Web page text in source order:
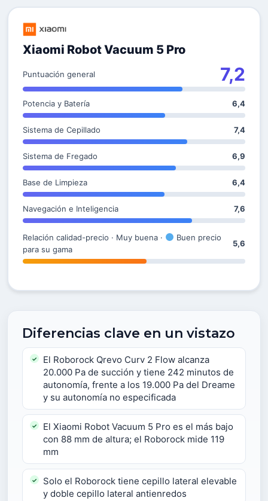
Xiaomi Robot Vacuum 5 Pro
Puntuación general 7,2
Potencia y Batería 6,4
Sistema de Cepillado 7,4
Sistema de Fregado 6,9
Base de Limpieza 6,4
Navegación e Inteligencia 7,6
Relación calidad-precio · Muy buena ·
Buen precio
para su gama
5,6
Diferencias clave en un vistazo
El Roborock Qrevo Curv 2 Flow alcanza
20.000 Pa de succión y tiene 242 minutos de
autonomía, frente a los 19.000 Pa del Dreame
y su autonomía no especificada
El Xiaomi Robot Vacuum 5 Pro es el más bajo
con 88 mm de altura; el Roborock mide 119
mm
Solo el Roborock tiene cepillo lateral elevable
y doble cepillo lateral antienredos